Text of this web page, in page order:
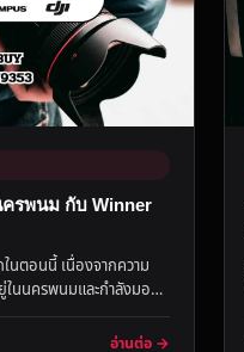
รพนม กับ Winner
ตอนนี้ เนื่องจากความ
นนครพนมและกำลังมอง
อ่านต่อ →